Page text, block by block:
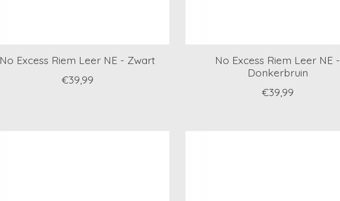
No Excess Riem Leer NE - Zwart
€39,99
No Excess Riem Leer NE -
Donkerbruin
€39,99